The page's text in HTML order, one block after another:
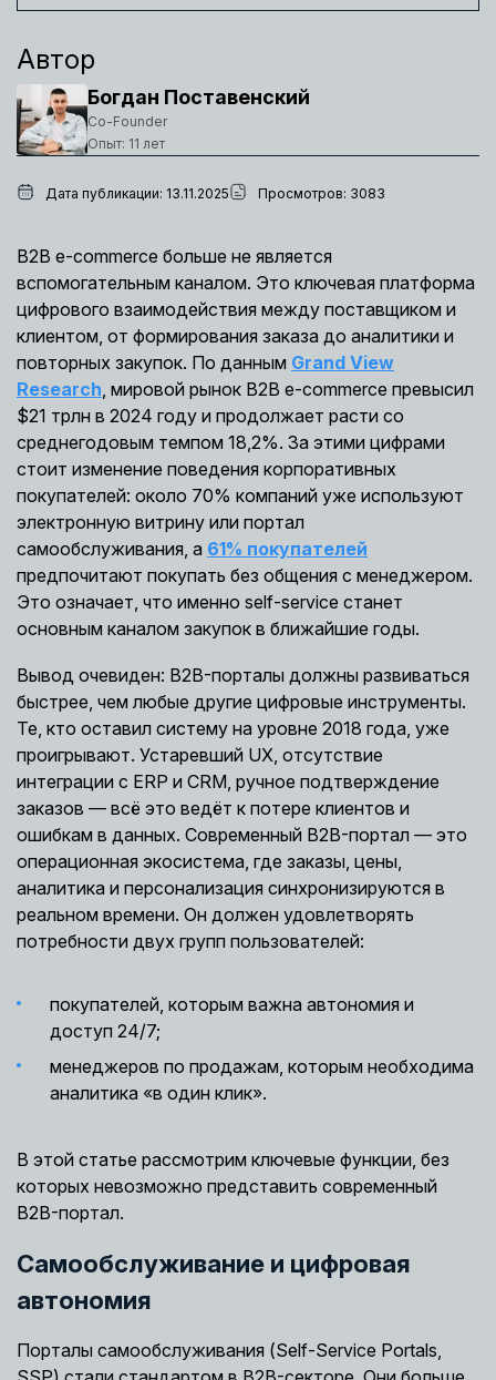
Автор
Богдан Поставенский
Co-Founder
Опыт: 11 лет
Дата публикации: 13.11.2025 Просмотров: 3083
B2B e-commerce больше не является
вспомогательным каналом. Это ключевая платформа
цифрового взаимодействия между поставщиком и
клиентом, от формирования заказа до аналитики и
повторных закупок. По данным Grand View
Research, мировой рынок B2B e-commerce превысил
$21 трлн в 2024 году и продолжает расти со
среднегодовым темпом 18,2%. За этими цифрами
стоит изменение поведения корпоративных
покупателей: около 70% компаний уже используют
электронную витрину или портал
самообслуживания, а 61% покупателей
предпочитают покупать без общения с менеджером.
Это означает, что именно self-service станет
основным каналом закупок в ближайшие годы.
Вывод очевиден: B2B-порталы должны развиваться
быстрее, чем любые другие цифровые инструменты.
Те, кто оставил систему на уровне 2018 года, уже
проигрывают. Устаревший UX, отсутствие
интеграции с ERP и CRM, ручное подтверждение
заказов — всё это ведёт к потере клиентов и
ошибкам в данных. Современный B2B-портал — это
операционная экосистема, где заказы, цены,
аналитика и персонализация синхронизируются в
реальном времени. Он должен удовлетворять
потребности двух групп пользователей:
покупателей, которым важна автономия и
доступ 24/7;
менеджеров по продажам, которым необходима
аналитика «в один клик».
В этой статье рассмотрим ключевые функции, без
которых невозможно представить современный
B2B-портал.
Самообслуживание и цифровая
автономия
Порталы самообслуживания (Self-Service Portals,